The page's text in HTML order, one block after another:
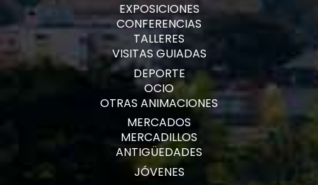
EXPOSICIONES
CONFERENCIAS
TALLERES
VISITAS GUIADAS
DEPORTE
OCIO
OTRAS ANIMACIONES
MERCADOS
MERCADILLOS
ANTIGÜEDADES
JÓVENES